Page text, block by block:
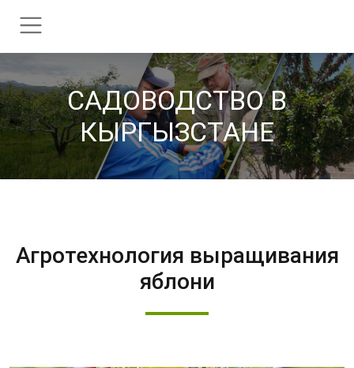
CАДОВОДСТВО В
КЫРГЫЗСТАНЕ
Агротехнология выращивания
яблони